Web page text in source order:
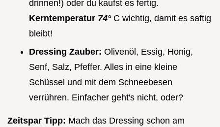
drinnen!) oder du kaufst es fertig.
Kerntemperatur 74° C wichtig, damit es saftig
bleibt!
Dressing Zauber: Olivenöl, Essig, Honig,
Senf, Salz, Pfeffer. Alles in eine kleine
Schüssel und mit dem Schneebesen
verrühren. Einfacher geht's nicht, oder?
Zeitspar Tipp: Mach das Dressing schon am